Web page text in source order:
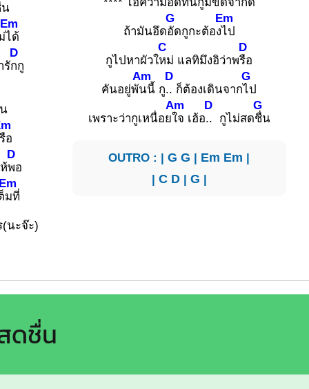
Em
ได้
รั
D
กกู
อ
D
พอ
มที่
(นะจ๊ะ)
ถ้ามันอึด
G
อัดกูกะต้อง
Em
ไป
กูไปหาผัวใ
C
หม่ แลทิมึงอิว่าพ
D
รือ
คันอยู่พั
Am
นนี้ กู
D
.. ก็ต้องเดินจาก
G
ไป
เพราะว่ากูเหนื่อย
Am
ใจ เฮ้อ
D
.. กูไม่สด
G
ชื่น
OUTRO : |G G | Em Em |
| C D| G |
ดชื่น